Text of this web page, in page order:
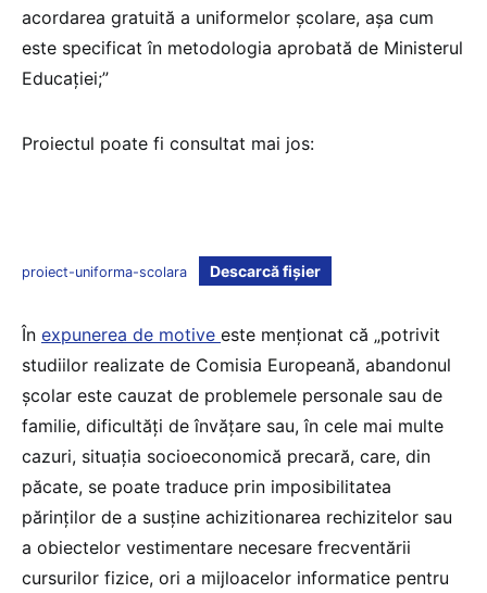
acordarea gratuită a uniformelor școlare, așa cum
este specificat în metodologia aprobată de Ministerul
Educației;”
Proiectul poate fi consultat mai jos:
proiect-uniforma-scolara Descarcă fișier
În expunerea de motive este menționat că „potrivit
studiilor realizate de Comisia Europeană, abandonul
școlar este cauzat de problemele personale sau de
familie, dificultăți de învățare sau, în cele mai multe
cazuri, situația socioeconomică precară, care, din
păcate, se poate traduce prin imposibilitatea
părinților de a susține achizitionarea rechizitelor sau
a obiectelor vestimentare necesare frecventării
cursurilor fizice, ori a mijloacelor informatice pentru